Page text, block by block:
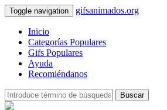
Toggle navigation gifsanimados.org
Inicio
Categorías Populares
Gifs Populares
Ayuda
Recomiéndanos
Buscar